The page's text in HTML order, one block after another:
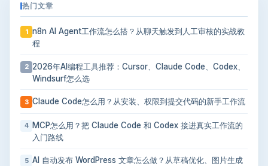
热门文章
1 n8n AI Agent工作流怎么搭？从聊天触发到人工审核的实战教
程
2 2026年AI编程工具推荐：Cursor、Claude Code、Codex、
Windsurf怎么选
3 Claude Code怎么用？从安装、权限到提交代码的新手工作流
4
MCP怎么用？把 Claude Code 和 Codex 接进真实工作流的
入门路线
5 AI 自动发布 WordPress 文章怎么做？从草稿优化、图片生成